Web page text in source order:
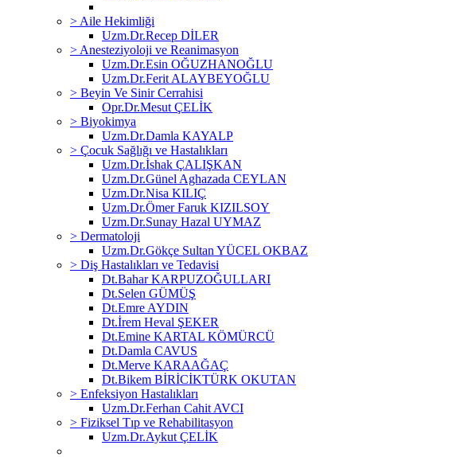
> Aile Hekimliği
Uzm.Dr.Recep DİLER
> Anesteziyoloji ve Reanimasyon
Uzm.Dr.Esin OĞUZHANOĞLU
Uzm.Dr.Ferit ALAYBEYOĞLU
> Beyin Ve Sinir Cerrahisi
Opr.Dr.Mesut ÇELİK
> Biyokimya
Uzm.Dr.Damla KAYALP
> Çocuk Sağlığı ve Hastalıkları
Uzm.Dr.İshak ÇALIŞKAN
Uzm.Dr.Günel Aghazada CEYLAN
Uzm.Dr.Nisa KILIÇ
Uzm.Dr.Ömer Faruk KIZILSOY
Uzm.Dr.Sunay Hazal UYMAZ
> Dermatoloji
Uzm.Dr.Gökçe Sultan YÜCEL OKBAZ
> Diş Hastalıkları ve Tedavisi
Dt.Bahar KARPUZOĞULLARI
Dt.Selen GÜMÜŞ
Dt.Emre AYDIN
Dt.İrem Heval ŞEKER
Dt.Emine KARTAL KÖMÜRCÜ
Dt.Damla CAVUS
Dt.Merve KARAAĞAÇ
Dt.Bikem BİRİCİKTÜRK OKUTAN
> Enfeksiyon Hastalıkları
Uzm.Dr.Ferhan Cahit AVCI
> Fiziksel Tıp ve Rehabilitasyon
Uzm.Dr.Aykut ÇELİK